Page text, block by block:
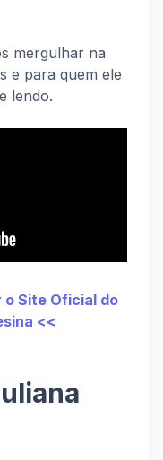
mergulhar na
e para quem ele
lendo.
o Site Oficial do
<<